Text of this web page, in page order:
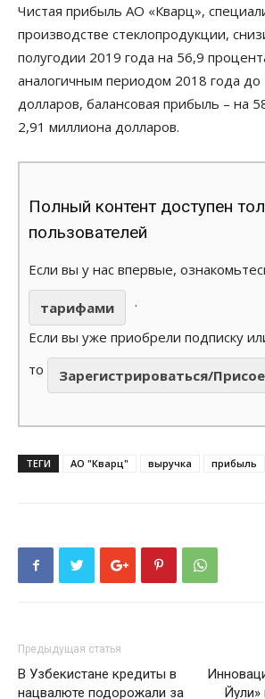
Чистая прибыль АО «Кварц»,
производстве стеклопродукции,
полугодии 2019 года на 56,9
аналогичным периодом 2018 года до
долларов, балансовая прибыль – на
2,91 миллиона долларов.
Полный контент доступен
пользователей
Если вы у нас впервые,
тарифами
.
Если вы уже приобрели подписку
то
Зарегистрироваться/
ТЕГИ АО "Кварц" выручка прибыль
Предыдущая статья
В Узбекистане кредиты в
нацвалюте подорожали за
Йули»